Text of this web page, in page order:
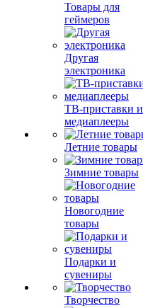
Товары для
геймеров
Другая
электроника
ТВ-приставки и
медиаплееры
Летние товары
Зимние товары
Новогодние
товары
Подарки и
сувениры
Творчество